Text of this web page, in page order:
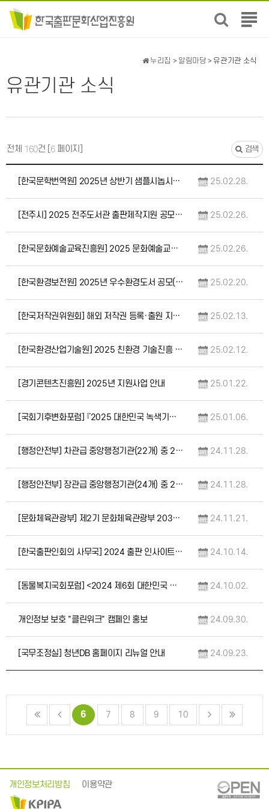
전
뉴
유관기관 소식
누리집 > 알림마당 > 유관기관 소식
전체 160건 [ 6페이지] 검색
[한국문학번역원] 2025년 상반기 샘플시놉시스 지원사업 모집 공고(3.4.~3.31.) 25.02.28.
[전주시] 2025 전주도서관 출판제작지원 공모사업(2.28.~5.30.) 25.02.26.
[한국문화예술교육진흥원] 2025 문화예술교육 지원사업 예술누림 - 예술가 프로그램 제안서… 25.02.26.
[한국환경보전원] 2025년 우수환경도서 공모(2.19.~3.5.) 25.02.20.
[한국저작권위원회] 해외 저작권 등록·출원 지원 대상기업 모집 공고 25.02.13.
[한국환경산업기술원] 2025 친환경 기술진흥 및 소비촉진 유공 정부포상 공모 안내 25.02.12.
[경기콘텐츠진흥원] 2025년 지원사업 안내 25.01.22.
[국회기후변화포럼] 『2025 대한민국 녹색기후상』 공모 안내 25.01.06.
[행정안전부] 차관급 중앙행정기관(22개) 중 2024년 정부혁신 우수사례를 뽑아주세요 24.11.28.
[행정안전부] 장관급 중앙행정기관(24개) 중 2024년 정부혁신 우수사례를 뽑아주세요 24.11.28.
[문화체육관광부] 제2기 문화체육관광부 2030자문단 단원 공개모집(11.18.~11.27… 24.11.21.
[한국출판인회의 사무국] 2024 출판 인사이트 포럼 개최 24.10.14.
[동물복지국회포럼] <2024 제6회 대한민국 동물복지대상> 공모 24.10.02.
개인정보 보호 "클린위크" 캠페인 홍보 24.09.30.
[국무조정실] 청년DB 홈페이지 리뉴얼 안내 24.09.23.
6 7 8 9 10
개인정보처리방침 이용약관